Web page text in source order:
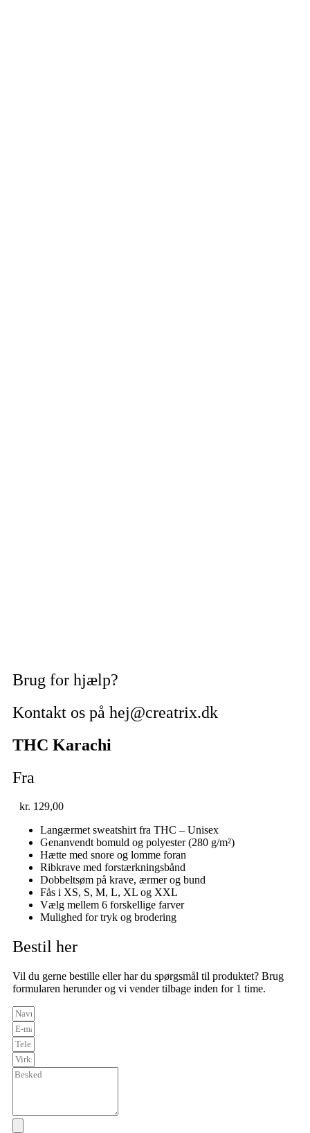
Brug for hjælp?
Kontakt os på hej@creatrix.dk
THC Karachi
Fra
kr. 129,00
Langærmet sweatshirt fra THC – Unisex
Genanvendt bomuld og polyester (280 g/m²)
Hætte med snore og lomme foran
Ribkrave med forstærkningsbånd
Dobbeltsøm på krave, ærmer og bund
Fås i XS, S, M, L, XL og XXL
Vælg mellem 6 forskellige farver
Mulighed for tryk og brodering
Bestil her
Vil du gerne bestille eller har du spørgsmål til produktet? Brug
formularen herunder og vi vender tilbage inden for 1 time.